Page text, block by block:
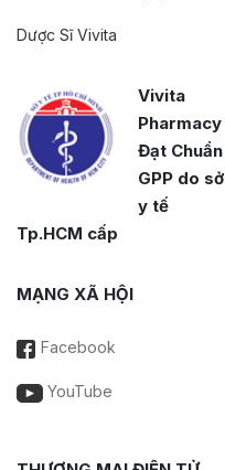
Dược Sĩ Vivita
Vivita
Pharmacy
Đạt Chuẩn
GPP do sở
y tế
Tp.HCM cấp
MẠNG XÃ HỘI
Facebook
YouTube